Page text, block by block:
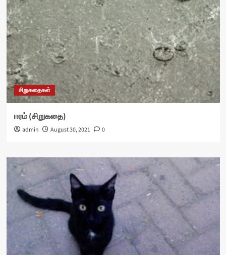
சிறுகதைகள்
ஈரம் (சிறுகதை)
admin August 30, 2021 0